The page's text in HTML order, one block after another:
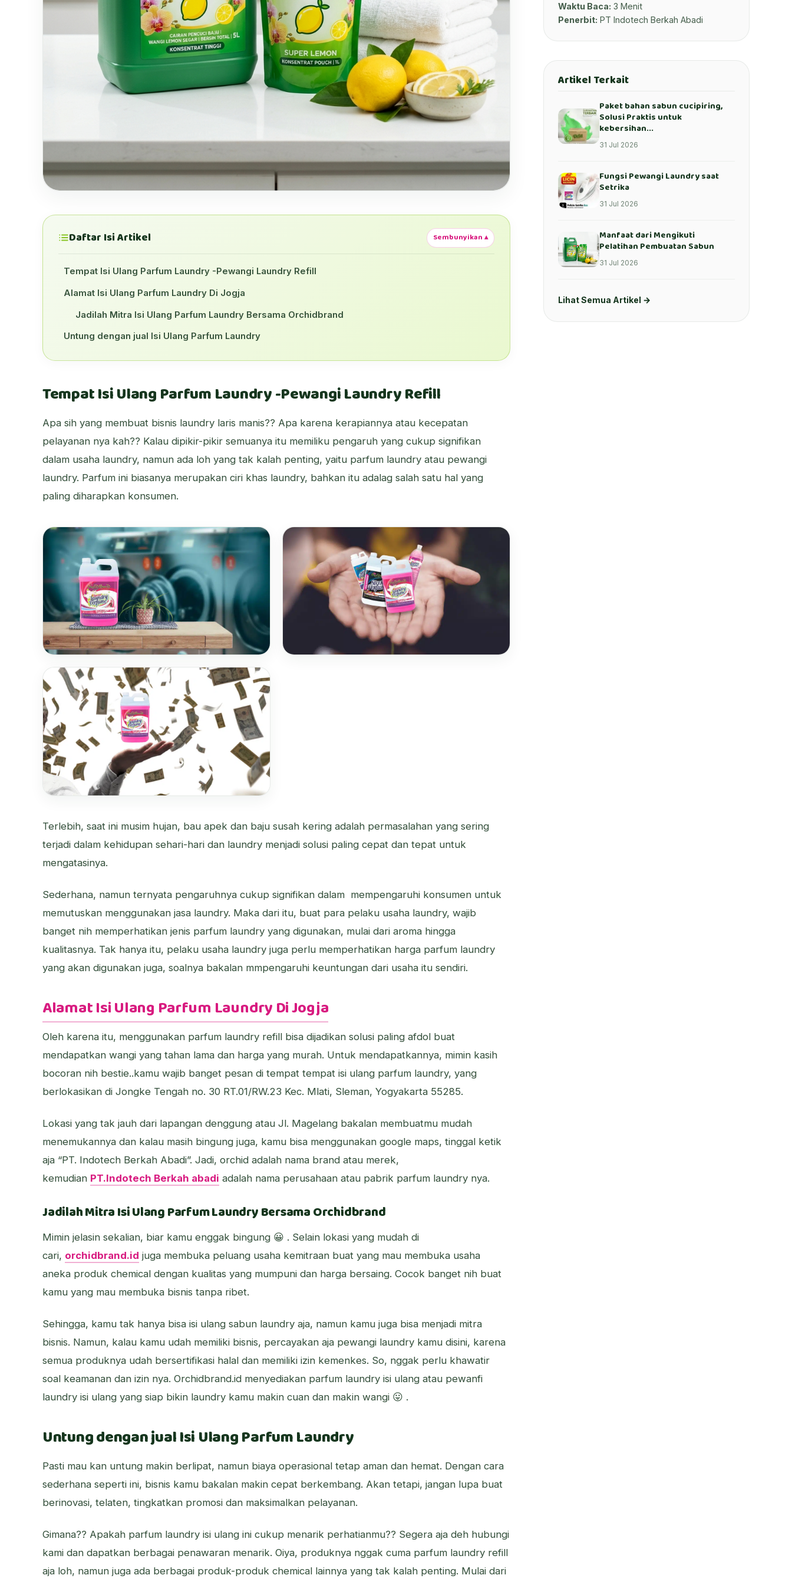
Daftar Isi Artikel Sembunyikan ▴
Tempat Isi Ulang Parfum Laundry -Pewangi Laundry Refill
Alamat Isi Ulang Parfum Laundry Di Jogja
Jadilah Mitra Isi Ulang Parfum Laundry Bersama Orchidbrand
Untung dengan jual Isi Ulang Parfum Laundry
Tempat Isi Ulang Parfum Laundry -Pewangi Laundry Refill
Apa sih yang membuat bisnis laundry laris manis?? Apa karena kerapiannya atau kecepatan
pelayanan nya kah?? Kalau dipikir-pikir semuanya itu memiliku pengaruh yang cukup signifikan
dalam usaha laundry, namun ada loh yang tak kalah penting, yaitu parfum laundry atau pewangi
laundry. Parfum ini biasanya merupakan ciri khas laundry, bahkan itu adalag salah satu hal yang
paling diharapkan konsumen.
Terlebih, saat ini musim hujan, bau apek dan baju susah kering adalah permasalahan yang sering
terjadi dalam kehidupan sehari-hari dan laundry menjadi solusi paling cepat dan tepat untuk
mengatasinya.
Sederhana, namun ternyata pengaruhnya cukup signifikan dalam mempengaruhi konsumen untuk
memutuskan menggunakan jasa laundry. Maka dari itu, buat para pelaku usaha laundry, wajib
banget nih memperhatikan jenis parfum laundry yang digunakan, mulai dari aroma hingga
kualitasnya. Tak hanya itu, pelaku usaha laundry juga perlu memperhatikan harga parfum laundry
yang akan digunakan juga, soalnya bakalan mmpengaruhi keuntungan dari usaha itu sendiri.
Alamat Isi Ulang Parfum Laundry Di Jogja
Oleh karena itu, menggunakan parfum laundry refill bisa dijadikan solusi paling afdol buat
mendapatkan wangi yang tahan lama dan harga yang murah. Untuk mendapatkannya, mimin kasih
bocoran nih bestie..kamu wajib banget pesan di tempat tempat isi ulang parfum laundry, yang
berlokasikan di Jongke Tengah no. 30 RT.01/RW.23 Kec. Mlati, Sleman, Yogyakarta 55285.
Lokasi yang tak jauh dari lapangan denggung atau Jl. Magelang bakalan membuatmu mudah
menemukannya dan kalau masih bingung juga, kamu bisa menggunakan google maps, tinggal ketik
aja “PT. Indotech Berkah Abadi”. Jadi, orchid adalah nama brand atau merek,
kemudian PT.Indotech Berkah abadi adalah nama perusahaan atau pabrik parfum laundry nya.
Jadilah Mitra Isi Ulang Parfum Laundry Bersama Orchidbrand
Mimin jelasin sekalian, biar kamu enggak bingung 😀 . Selain lokasi yang mudah di
cari, orchidbrand.id juga membuka peluang usaha kemitraan buat yang mau membuka usaha
aneka produk chemical dengan kualitas yang mumpuni dan harga bersaing. Cocok banget nih buat
kamu yang mau membuka bisnis tanpa ribet.
Sehingga, kamu tak hanya bisa isi ulang sabun laundry aja, namun kamu juga bisa menjadi mitra
bisnis. Namun, kalau kamu udah memiliki bisnis, percayakan aja pewangi laundry kamu disini, karena
semua produknya udah bersertifikasi halal dan memiliki izin kemenkes. So, nggak perlu khawatir
soal keamanan dan izin nya. Orchidbrand.id menyediakan parfum laundry isi ulang atau pewanfi
laundry isi ulang yang siap bikin laundry kamu makin cuan dan makin wangi 😛 .
Untung dengan jual Isi Ulang Parfum Laundry
Pasti mau kan untung makin berlipat, namun biaya operasional tetap aman dan hemat. Dengan cara
sederhana seperti ini, bisnis kamu bakalan makin cepat berkembang. Akan tetapi, jangan lupa buat
berinovasi, telaten, tingkatkan promosi dan maksimalkan pelayanan.
Gimana?? Apakah parfum laundry isi ulang ini cukup menarik perhatianmu?? Segera aja deh hubungi
kami dan dapatkan berbagai penawaran menarik. Oiya, produknya nggak cuma parfum laundry refill
aja loh, namun juga ada berbagai produk-produk chemical lainnya yang tak kalah penting. Mulai dari
Waktu Baca: 3 Menit
Penerbit: PT Indotech Berkah Abadi
Artikel Terkait
Paket bahan sabun cucipiring,
Solusi Praktis untuk
kebersihan...
31 Jul 2026
Fungsi Pewangi Laundry saat
Setrika
31 Jul 2026
Manfaat dari Mengikuti
Pelatihan Pembuatan Sabun
31 Jul 2026
Lihat Semua Artikel →